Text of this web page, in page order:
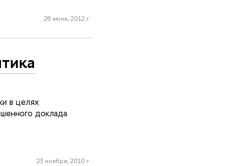
28 июня, 2012 г.
в целях
доклада
23 ноября, 2010 г.